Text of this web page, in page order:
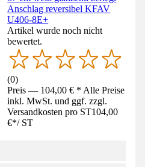
Anschlag reversibel KFAV
U406-8E+
Artikel wurde noch nicht
bewertet.
(0)
Preis — 104,00 € * Alle Preise
inkl. MwSt. und ggf. zzgl.
Versandkosten pro ST104,00
€*/ ST